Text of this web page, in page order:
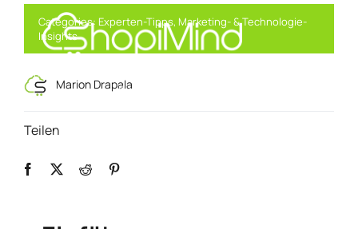
content
Intelligentes Marketing, angetrieben
durch KI
Lösung
Categories: Experten-Tipps, Marketing- & Technologie-
Insights
Marion Drapala
Teilen